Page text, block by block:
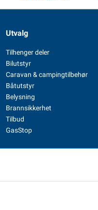
Utvalg
Tilhenger deler
Bilutstyr
Caravan & campingtilbehør
Båtutstyr
Belysning
Brannsikkerhet
Tilbud
GasStop